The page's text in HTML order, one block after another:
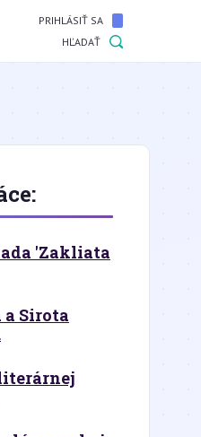
PRIHLÁSIŤ SA
HĽADAŤ
'Zakliata
a Sirota